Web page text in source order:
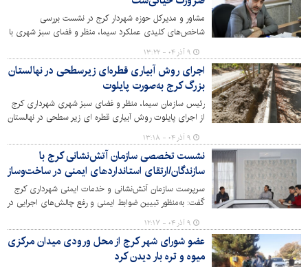
مشاور و مدیرکل حوزه شهردار کرج در نشست بررسی
شاخص‌های کلیدی عملکرد سیما، منظر و فضای سبز شهری با
اشاره به نقش اقدامات ساده اما مؤثر در بهبود کیفیت خدمات،
بر ضرورت حرکت به سمت آبیاری هوشمند، کاهش هزینه‌های
نگهداری فضای سبز و ساماندهی مؤلفه‌های بصری شهر تاکید
کرد.
۹ آذر ۰۴ - ۱۳:۲۲
اجرای روش آبیاری قطره‌ای زیرسطحی در نهالستان
بزرگ کرج به‌صورت پایلوت
رئیس سازمان سیما، منظر و فضای سبز شهری شهرداری کرج
از اجرای پایلوت روش آبیاری قطره ای زیر سطحی در نهالستان
بزرگ کرج و پارک شهید چمران خبر داد.
۹ آذر ۰۴ - ۱۳:۱۸
نشست تخصصی سازمان آتش‌نشانی کرج با
سازندگان/ارتقای استانداردهای ایمنی در ساخت‌وساز
سرپرست سازمان آتش‌نشانی و خدمات ایمنی شهرداری کرج
گفت: به‌منظور تبیین ضوابط ایمنی و رفع چالش‌های اجرایی در
پروژه‌های ساختمانی، نشست تخصصی سازمان آتش‌نشانی کرج
با جمعی از سازندگان شهر برگزار شد.
۹ آذر ۰۴ - ۱۲:۱۷
عضو شورای شهر کرج از محل ورودی میدان مرکزی
میوه و تره بار دیدن کرد